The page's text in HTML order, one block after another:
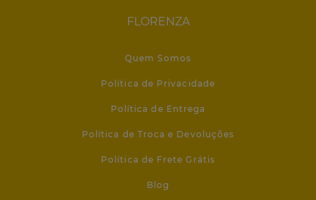
FLORENZA
Quem Somos
Política de Privacidade
Política de Entrega
Política de Troca e Devoluções
Política de Frete Grátis
Blog